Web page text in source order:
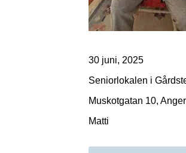
30 juni, 2025
Seniorlokalen i
Muskotgatan 10,
Matti